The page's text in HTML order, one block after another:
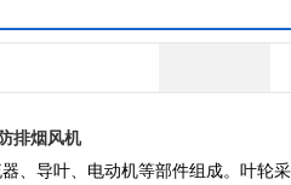
排烟风机
、导叶、电动机等部件组成。叶轮